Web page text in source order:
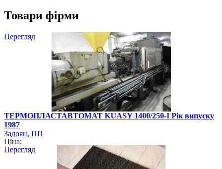
Товари фірми
Перегляд
ТЕРМОПЛАСТАВТОМАТ KUASY 1400/250-I Рік випуску
1987
Задоян, ПП
Ціна:
Перегляд